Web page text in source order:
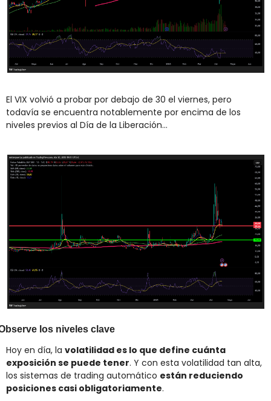
El VIX volvió a probar por debajo de 30 el viernes, pero
todavía se encuentra notablemente por encima de los
niveles previos al Día de la Liberación...
los niveles clave
Hoy en día, la volatilidad es lo que define cuánta
exposición se puede tener. Y con esta volatilidad tan alta,
los sistemas de trading automático están reduciendo
posiciones casi obligatoriamente.